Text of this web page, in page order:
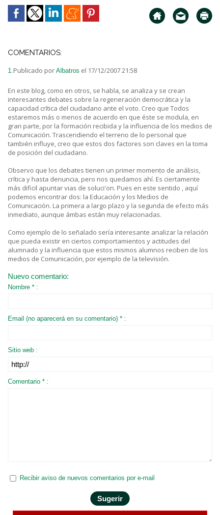
COMENTARIOS:
1.Publicado por Albatros el 17/12/2007 21:58
En este blog, como en otros, se habla, se analiza y se crean
interesantes debates sobre la regeneración democrática y la
capacidad crítica del ciudadano ante el voto. Creo que Todos
estaremos más o menos de acuerdo en que éste se modula, en
gran parte, por la formación recibida y la influencia de los medios de
Comunicación. Trascendiendo el terreno de lo personal que
también influye, creo que estos dos factores son claves en la toma
de posición del ciudadano.
Observo que los debates tienen un primer momento de análisis,
crítica y hasta denuncia, pero nos quedamos ahí. Es ciertamente
más dificil apuntar vias de soluci'on. Pues en este sentido , aquí
podemos encontrar dos: la Educación y los Medios de
Comunicación. La primera a largo plazo y la segunda de efecto más
inmediato, aunque ámbas están muy relacionadas.
Como ejemplo de lo señalado sería interesante analizar la relación
que pueda existir en ciertos comportamientos y actitudes del
alumnado y la influencia que estos mismos alumnos reciben de los
medios de Comunicación, por ejemplo de la televisión.
Nuevo comentario:
Nombre * :
Email (no aparecerá en su comentario) * :
Sitio web :
Comentario * :
Recibir aviso de nuevos comentarios por e-mail